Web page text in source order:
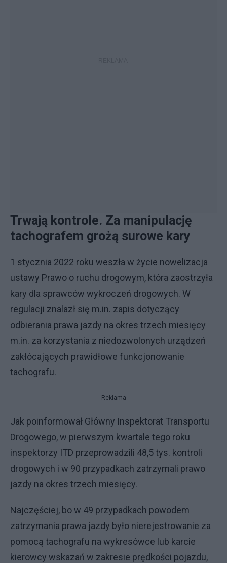
Trwają kontrole. Za manipulację
tachografem grożą surowe kary
1 stycznia 2022 roku weszła w życie nowelizacja
ustawy Prawo o ruchu drogowym, która zaostrzyła
kary dla sprawców wykroczeń drogowych. W
regulacji znalazł się m.in. zapis dotyczący
odbierania prawa jazdy na okres trzech miesięcy
m.in. za korzystania z niedozwolonych urządzeń
zakłócających prawidłowe funkcjonowanie
tachografu.
Reklama
Jak poinformował Główny Inspektorat Transportu
Drogowego, w pierwszym kwartale tego roku
inspektorzy ITD przeprowadzili 48,5 tys. kontroli
drogowych i w 90 przypadkach zatrzymali prawo
jazdy na okres trzech miesięcy.
Najczęściej, bo w 49 przypadkach powodem
zatrzymania prawa jazdy było nierejestrowanie za
pomocą tachografu na wykresówce lub karcie
kierowcy wskazań w zakresie prędkości pojazdu,